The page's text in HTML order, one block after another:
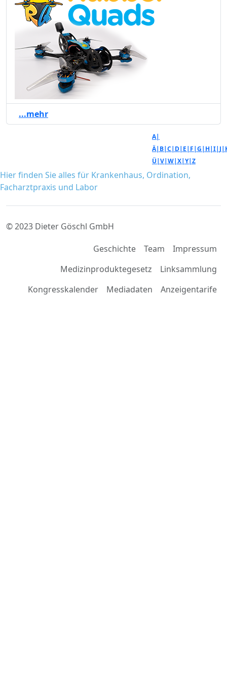
...mehr
A|
Ä| B|C| D| E| F|G| H|I| J|
Ü|V|W|X|Y|Z
Hier finden Sie alles für Krankenhaus, Ordination,
Facharztpraxis und Labor
© 2023 Dieter Göschl GmbH
Geschichte
Team
Impressum
Medizinproduktegesetz
Linksammlung
Kongresskalender
Mediadaten Anzeigentarife